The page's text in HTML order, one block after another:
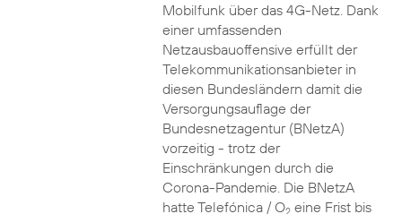
Mobilfunk über das 4G-Netz. Dank
einer umfassenden
Netzausbauoffensive erfüllt der
Telekommunikationsanbieter in
diesen Bundesländern damit die
Versorgungsauflage der
Bundesnetzagentur (BNetzA)
vorzeitig - trotz der
Einschränkungen durch die
Corona-Pandemie. Die BNetzA
hatte Telefónica / O2eine Frist bis